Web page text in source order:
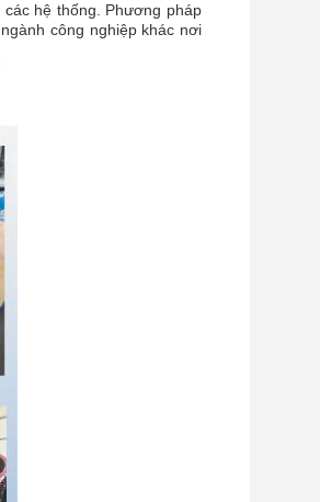
hệ thống. Phương pháp
công nghiệp khác nơi